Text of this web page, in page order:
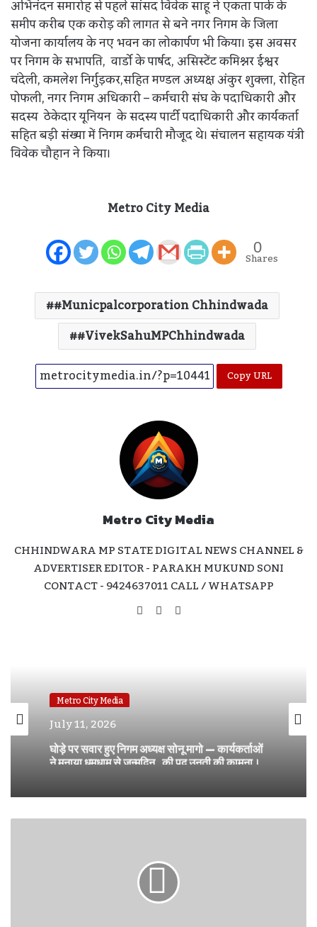
अभिनंदन समारोह से पहले सांसद विवेक साहू ने एकता पार्क के
समीप करीब एक करोड़ की लागत से बने नगर निगम के जिला
योजना कार्यालय के नए भवन का लोकार्पण भी किया। इस अवसर
पर निगम के सभापति, वार्डो के पार्षद, असिस्टेंट कमिश्नर ईश्वर
चंदेली, कमलेश निर्गुड़कर,सहित मण्डल अध्यक्ष अंकुर शुक्ला, रोहित
पोफली, नगर निगम अधिकारी – कर्मचारी संघ के पदाधिकारी और
सदस्य ठेकेदार यूनियन के सदस्य पार्टी पदाधिकारी और कार्यकर्ता
सहित बड़ी संख्या में निगम कर्मचारी मौजूद थे। संचालन सहायक यंत्री
विवेक चौहान ने किया।
Metro City Media
0
Shares
#municpalcorporation Chhindwada
#VivekSahuMPChhindwada
Copy URL
Metro City Media
CHHINDWARA MP STATE DIGITAL NEWS CHANNEL &
ADVERTISER EDITOR - PARAKH MUKUND SONI
CONTACT - 9424637011 CALL / WHATSAPP
WebsiteFacebook
Metro City Media
July 11, 2026
घोड़े पर सवार हुए निगम अध्यक्ष सोनू मागो — कार्यकर्ताओं
ने मनाया धूमधाम से जन्मदिन , की पद उनती की कामना।